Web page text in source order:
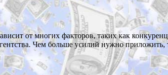
от многих факторов, таких как
Чем больше усилий нужно